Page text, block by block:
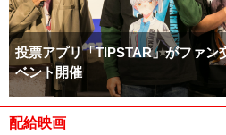
投票アプリ「TIPSTAR」がファン
ベント開催
配給映画